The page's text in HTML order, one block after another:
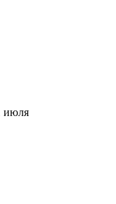
июля